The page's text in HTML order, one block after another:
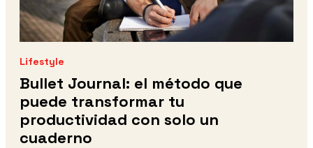
Lifestyle
Bullet Journal: el método que
puede transformar tu
productividad con solo un
cuaderno